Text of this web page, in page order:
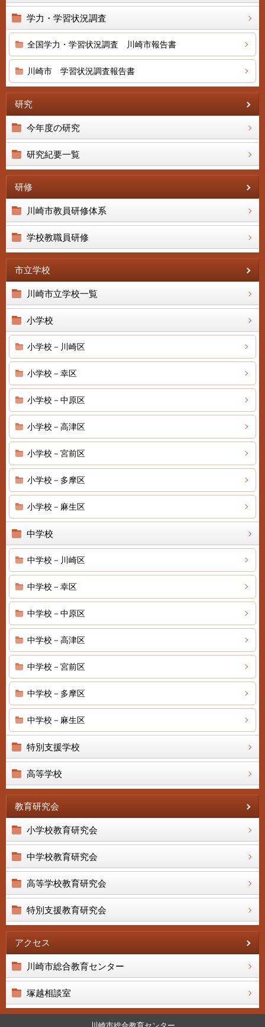
学力・学習状況調査
全国学力・学習状況調査 川崎市報告書
川崎市 学習状況調査報告書
研究
今年度の研究
研究紀要一覧
研修
川崎市教員研修体系
学校教職員研修
市立学校
川崎市立学校一覧
小学校
小学校－川崎区
小学校－幸区
小学校－中原区
小学校－高津区
小学校－宮前区
小学校－多摩区
小学校－麻生区
中学校
中学校－川崎区
中学校－幸区
中学校－中原区
中学校－高津区
中学校－宮前区
中学校－多摩区
中学校－麻生区
特別支援学校
高等学校
教育研究会
小学校教育研究会
中学校教育研究会
高等学校教育研究会
特別支援教育研究会
アクセス
川崎市総合教育センター
塚越相談室